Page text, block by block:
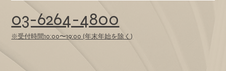
03-6264-4800
※受付時間10:00〜19:00 (年末年始を除く)